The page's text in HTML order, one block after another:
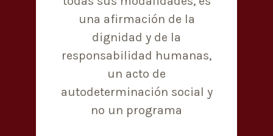
una afirmación de la
dignidad y de la
responsabilidad humanas,
un acto de
autodeterminación social y
no un programa